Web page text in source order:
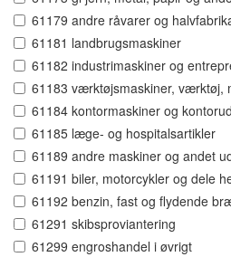
61179 andre råvarer og
61181 landbrugsmaskiner
61182 industrimaskiner og
61183 værktøjsmaskiner, værktøj,
61184 kontormaskiner og
61185 læge- og hospitalsartikler
61189 andre maskiner og andet
61191 biler, motorcykler og dele
61192 benzin, fast og flydende
61291 skibsproviantering
61299 engroshandel i øvrigt